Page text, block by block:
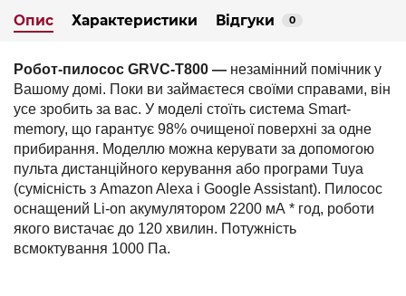
Опис Характеристики Відгуки 0
Робот-пилосос GRVC-T800 — незамінний помічник у
Вашому домі. Поки ви займаєтеся своїми справами, він
усе зробить за вас. У моделі стоїть система Smart-
memory, що гарантує 98% очищеної поверхні за одне
прибирання. Моделлю можна керувати за допомогою
пульта дистанційного керування або програми Tuya
(сумісність з Amazon Alexa і Google Assistant). Пилосос
оснащений Li-on акумулятором 2200 мА * год, роботи
якого вистачає до 120 хвилин. Потужність
всмоктування 1000 Па.